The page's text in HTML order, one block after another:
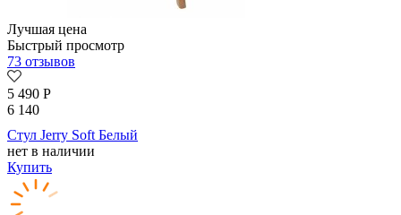
Лучшая цена
Быстрый просмотр
73 отзывов
5 490 Р
6 140
Стул Jerry Soft Белый
нет в наличии
Купить